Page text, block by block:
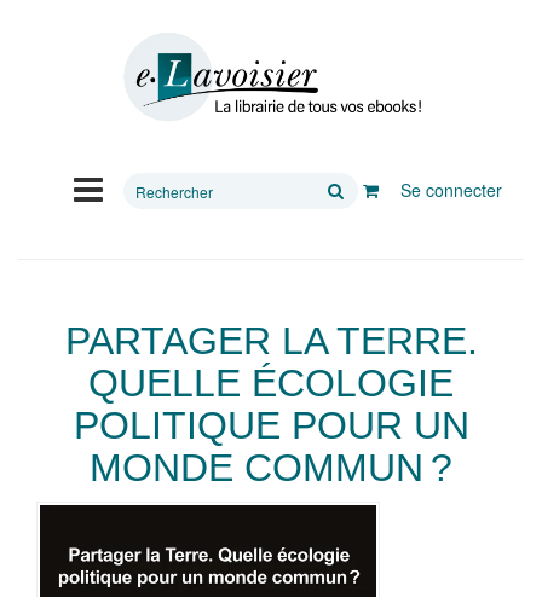
Rechercher
Se connecter
PARTAGER LA TERRE.
QUELLE ÉCOLOGIE
POLITIQUE POUR UN
MONDE COMMUN ?